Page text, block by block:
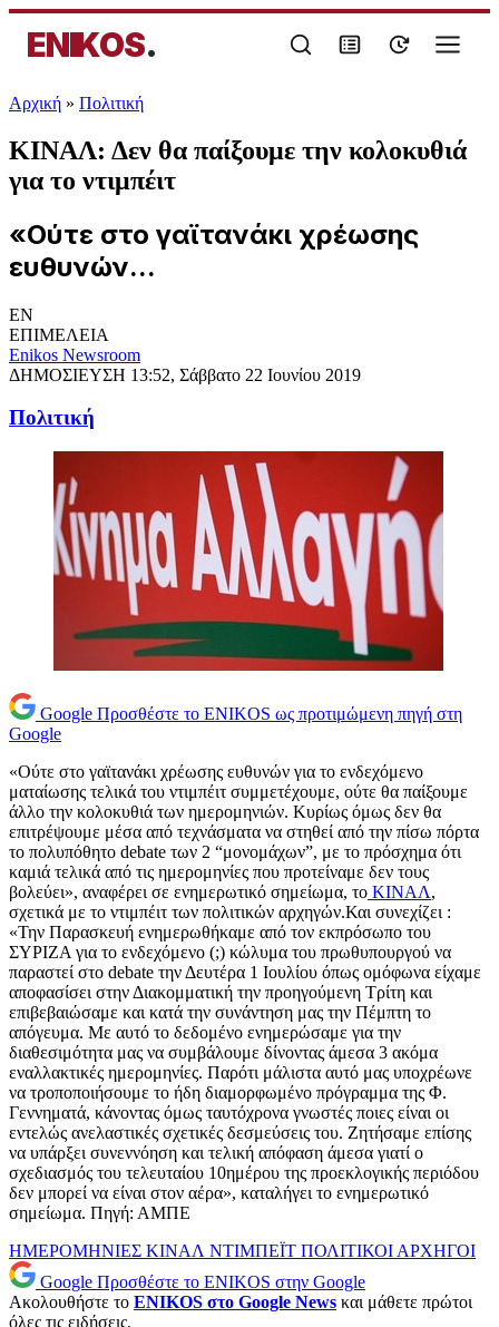
ENIKOS.
Αρχική » Πολιτική
ΚΙΝΑΛ: Δεν θα παίξουμε την κολοκυθιά
για το ντιμπέιτ
«Ούτε στο γαϊτανάκι χρέωσης
ευθυνών...
EN
ΕΠΙΜΕΛΕΙΑ
Enikos Newsroom
ΔΗΜΟΣΙΕΥΣΗ 13:52, Σάββατο 22 Ιουνίου 2019
Πολιτική
Google Προσθέστε το ENIKOS ως προτιμώμενη πηγή στη
Google
«Ούτε στο γαϊτανάκι χρέωσης ευθυνών για το ενδεχόμενο
ματαίωσης τελικά του ντιμπέιτ συμμετέχουμε, ούτε θα παίξουμε
άλλο την κολοκυθιά των ημερομηνιών. Κυρίως όμως δεν θα
επιτρέψουμε μέσα από τεχνάσματα να στηθεί από την πίσω πόρτα
το πολυπόθητο debate των 2 “μονομάχων”, με το πρόσχημα ότι
καμιά τελικά από τις ημερομηνίες που προτείναμε δεν τους
βολεύει», αναφέρει σε ενημερωτικό σημείωμα, το ΚΙΝΑΛ,
σχετικά με το ντιμπέιτ των πολιτικών αρχηγών.Και συνεχίζει :
«Την Παρασκευή ενημερωθήκαμε από τον εκπρόσωπο του
ΣΥΡΙΖΑ για το ενδεχόμενο (;) κώλυμα του πρωθυπουργού να
παραστεί στο debate την Δευτέρα 1 Ιουλίου όπως ομόφωνα είχαμε
αποφασίσει στην Διακομματική την προηγούμενη Τρίτη και
επιβεβαιώσαμε και κατά την συνάντηση μας την Πέμπτη το
απόγευμα. Με αυτό το δεδομένο ενημερώσαμε για την
διαθεσιμότητα μας να συμβάλουμε δίνοντας άμεσα 3 ακόμα
εναλλακτικές ημερομηνίες. Παρότι μάλιστα αυτό μας υποχρέωνε
να τροποποιήσουμε το ήδη διαμορφωμένο πρόγραμμα της Φ.
Γεννηματά, κάνοντας όμως ταυτόχρονα γνωστές ποιες είναι οι
εντελώς ανελαστικές σχετικές δεσμεύσεις του. Ζητήσαμε επίσης
να υπάρξει συνεννόηση και τελική απόφαση άμεσα γιατί ο
σχεδιασμός του τελευταίου 10ημέρου της προεκλογικής περιόδου
δεν μπορεί να είναι στον αέρα», καταλήγει το ενημερωτικό
σημείωμα. Πηγή: ΑΜΠΕ
ΗΜΕΡΟΜΗΝΙΕΣ ΚΙΝΑΛ ΝΤΙΜΠΕΪΤ ΠΟΛΙΤΙΚΟΙ ΑΡΧΗΓΟΙ
Google Προσθέστε το ENIKOS στην Google
Ακολουθήστε το ENIKOS στο Google News και μάθετε πρώτοι
όλες τις ειδήσεις.